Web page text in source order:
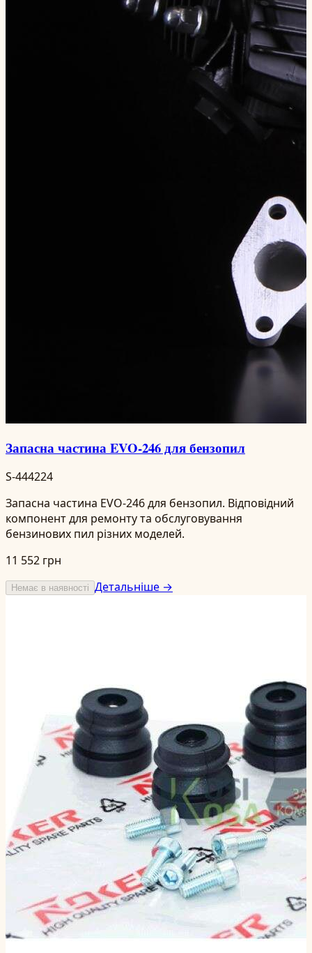
Запасна частина EVO-246 для бензопил
S-444224
Запасна частина EVO-246 для бензопил. Відповідний
компонент для ремонту та обслуговування
бензинових пил різних моделей.
11 552 грн
Немає в наявності Детальніше →